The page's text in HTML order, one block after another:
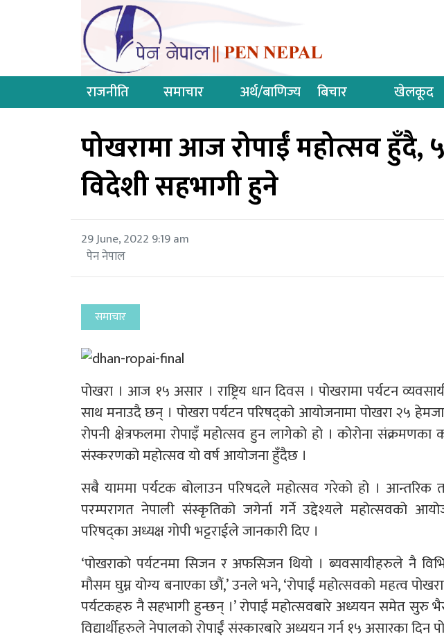
राजनीति समाचार अर्थ/बाणिज्य बिचार खेलकूद
पोखरामा आज रोपाईं महोत्सव हुँदै,
विदेशी सहभागी हुने
29 June, 2022 9:19 am
पेन नेपाल
समाचार
पोखरा । आज १५ असार । राष्ट्रिय धान दिवस । पोखरामा पर्यटन
साथ मनाउदै छन् । पोखरा पर्यटन परिषद्को आयोजनामा पोखरा २५
रोपनी क्षेत्रफलमा रोपाइँ महोत्सव हुन लागेको हो । कोरोना
संस्करणको महोत्सव यो वर्ष आयोजना हुँदैछ ।
सबै याममा पर्यटक बोलाउन परिषदले महोत्सव गरेको हो । आन्तरिक
परम्परागत नेपाली संस्कृतिको जगेर्ना गर्ने उद्देश्यले महोत्सवको
परिषद्का अध्यक्ष गोपी भट्टराईले जानकारी दिए ।
‘पोखराको पर्यटनमा सिजन र अफसिजन थियो । ब्यवसायीहरुले नै
मौसम घुम्न योग्य बनाएका छौं,’ उनले भने, ‘रोपाईं महोत्सवको महत्व
पर्यटकहरु नै सहभागी हुन्छन् ।’ रोपाईं महोत्सवबारे अध्ययन समेत सुरु
विद्यार्थीहरुले नेपालको रोपाईं संस्कारबारे अध्ययन गर्न १५ असारका